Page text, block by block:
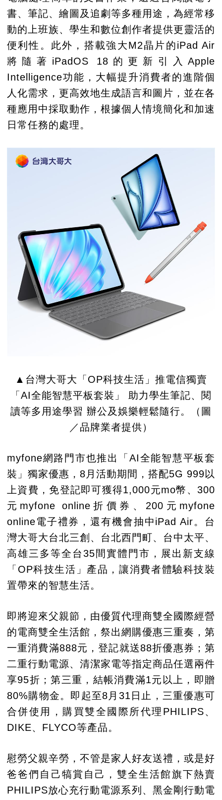
書、筆記、繪圖及追劇等多種用途，為經常移
動的上班族、學生和數位創作者提供更靈活的
便利性。此外，搭載強大M2晶片的iPad Air
將隨著iPadOS 18的更新引入Apple
Intelligence功能，大幅提升消費者的進階個
人化需求，更高效地生成語言和圖片，並在各
種應用中採取動作，根據個人情境簡化和加速
日常任務的處理。
▲台灣大哥大「OP科技生活」推電信獨賣
「AI全能智慧平板套裝」 助力學生筆記、閱
讀等多用途學習 辦公及娛樂輕鬆隨行。（圖
／品牌業者提供）
myfone網路門市也推出「AI全能智慧平板套
裝」獨家優惠，8月活動期間，搭配5G 999以
上資費，免登記即可獲得1,000元mo幣、300
元myfone online折價券、200元myfone
online電子禮券，還有機會抽中iPad Air。台
灣大哥大台北三創、台北西門町、台中太平、
高雄三多等全台35間實體門市，展出新支線
「OP科技生活」產品，讓消費者體驗科技裝
置帶來的智慧生活。
即將迎來父親節，由優質代理商雙全國際經營
的電商雙全生活館，祭出網購優惠三重奏，第
一重消費滿888元，登記就送88折優惠券；第
二重行動電源、清潔家電等指定商品任選兩件
享95折；第三重，結帳消費滿1元以上，即贈
80%購物金。即起至8月31日止，三重優惠可
合併使用，購買雙全國際所代理PHILIPS、
DIKE、FLYCO等產品。
慰勞父親辛勞，不管是家人好友送禮，或是好
爸爸們自己犒賞自己，雙全生活館旗下熱賣
PHILIPS放心充行動電源系列、黑金剛行動電